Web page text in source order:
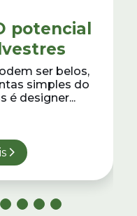
potencial
ser belos,
simples do
é designer...